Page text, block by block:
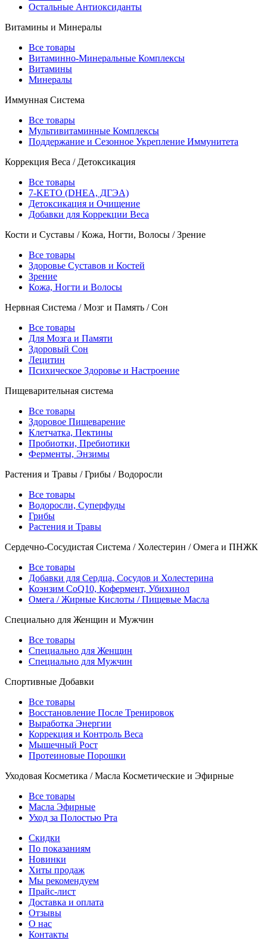
Остальные Антиоксиданты
Витамины и Минералы
Все товары
Витаминно-Минеральные Комплексы
Витамины
Минералы
Иммунная Система
Все товары
Мультивитаминные Комплексы
Поддержание и Сезонное Укрепление Иммунитета
Коррекция Веса / Детоксикация
Все товары
7-KETO (DHEA, ДГЭА)
Детоксикация и Очищение
Добавки для Коррекции Веса
Кости и Суставы / Кожа, Ногти, Волосы / Зрение
Все товары
Здоровье Суставов и Костей
Зрение
Кожа, Ногти и Волосы
Нервная Система / Мозг и Память / Сон
Все товары
Для Мозга и Памяти
Здоровый Сон
Лецитин
Психическое Здоровье и Настроение
Пищеварительная система
Все товары
Здоровое Пищеварение
Клетчатка, Пектины
Пробиотки, Пребиотики
Ферменты, Энзимы
Растения и Травы / Грибы / Водоросли
Все товары
Водоросли, Суперфуды
Грибы
Растения и Травы
Сердечно-Сосудистая Система / Холестерин / Омега и ПНЖК
Все товары
Добавки для Сердца, Сосудов и Холестерина
Коэнзим CoQ10, Кофермент, Убихинол
Омега / Жирные Кислоты / Пищевые Масла
Специально для Женщин и Мужчин
Все товары
Специально для Женщин
Специально для Мужчин
Спортивные Добавки
Все товары
Восстановление После Тренировок
Выработка Энергии
Коррекция и Контроль Веса
Мышечный Рост
Протеиновые Порошки
Уходовая Косметика / Масла Косметические и Эфирные
Все товары
Масла Эфирные
Уход за Полостью Рта
Скидки
По показаниям
Новинки
Хиты продаж
Мы рекомендуем
Прайс-лист
Доставка и оплата
Отзывы
О нас
Контакты